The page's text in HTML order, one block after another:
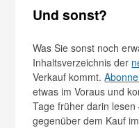
Und sonst?
Was Sie sonst noch
Inhaltsverzeichnis der
Verkauf kommt.
etwas im Voraus und
Tage früher darin
gegenüber dem Kauf